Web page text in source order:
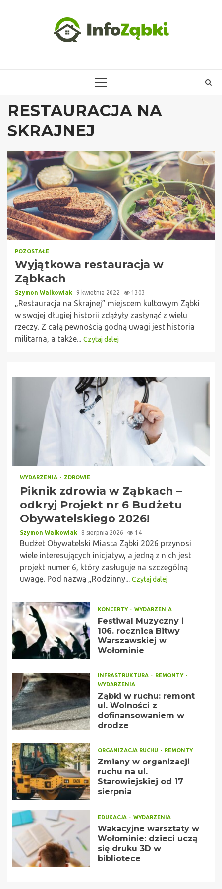
PRIMARY
RESTAURACJA NA
SKRAJNEJ
POZOSTAŁE
Wyjątkowa restauracja w
Ząbkach
Szymon Walkowiak 9 kwietnia 2022 1303
„Restauracja na Skrajnej” miejscem kultowym Ząbki
w swojej długiej historii zdążyły zasłynąć z wielu
rzeczy. Z całą pewnością godną uwagi jest historia
militarna, a także... Czytaj dalej
WYDARZENIA ZDROWIE
Piknik zdrowia w Ząbkach –
odkryj Projekt nr 6 Budżetu
Obywatelskiego 2026!
Szymon Walkowiak 8 sierpnia 2026 14
Budżet Obywatelski Miasta Ząbki 2026 przynosi
wiele interesujących inicjatyw, a jedną z nich jest
projekt numer 6, który zasługuje na szczególną
uwagę. Pod nazwą „Rodzinny... Czytaj dalej
KONCERTY WYDARZENIA
Festiwal Muzyczny i
106. rocznica Bitwy
Warszawskiej w
Wołominie
INFRASTRUKTURA
REMONTY
WYDARZENIA
Ząbki w ruchu: remont
ul. Wolności z
dofinansowaniem w
drodze
ORGANIZACJA RUCHU REMONTY
Zmiany w organizacji
ruchu na ul.
Starowiejskiej od 17
sierpnia
EDUKACJA WYDARZENIA
Wakacyjne warsztaty w
Wołominie: dzieci uczą
się druku 3D w
bibliotece